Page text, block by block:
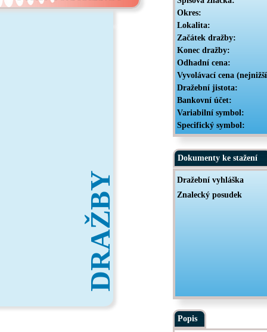
DRAŽBY
Okres:
Lokalita:
Začátek dražby:
Konec dražby:
Odhadní cena:
Vyvolávací cena
Dražební jistota:
Bankovní účet:
Variabilní symbol:
Specifický symbol:
Dokumenty ke stažení
Dražební vyhláška
Znalecký posudek
Popis